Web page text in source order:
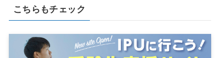
こちらもチェック